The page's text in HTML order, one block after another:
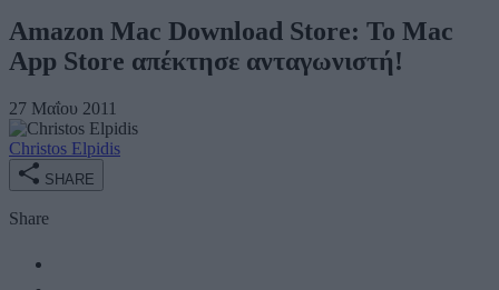
Amazon Mac Download Store: Το Mac
App Store απέκτησε ανταγωνιστή!
27 Μαΐου 2011
Christos Elpidis
SHARE
Share